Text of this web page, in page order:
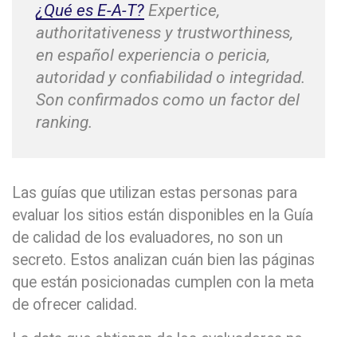
¿Qué es E-A-T? Expertice,
authoritativeness y trustworthiness,
en español experiencia o pericia,
autoridad y confiabilidad o integridad.
Son confirmados como un factor del
ranking.
Las guías que utilizan estas personas para
evaluar los sitios están disponibles en la Guía
de calidad de los evaluadores, no son un
secreto. Estos analizan cuán bien las páginas
que están posicionadas cumplen con la meta
de ofrecer calidad.